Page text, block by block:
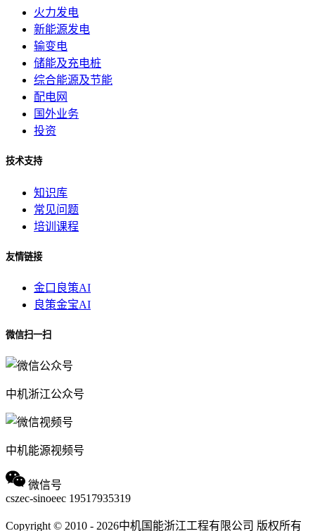
火力发电
新能源发电
输变电
储能及充电桩
综合能源及节能
配电网
国外业务
投资
技术支持
知识库
常见问题
培训课程
友情链接
金口良策AI
良策金宝AI
微信扫一扫
中机浙江公众号
中机能源视频号
微信号
cszec-sinoeec 19517935319
Copyright © 2010 - 2026中机国能浙江工程有限公司 版权所有